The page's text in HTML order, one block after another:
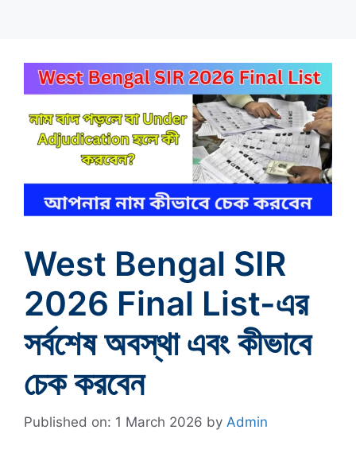
West Bengal SIR
2026 Final List-এর
সর্বশেষ অবস্থা এবং কীভাবে
চেক করবেন
Published on: 1 March 2026 by Admin